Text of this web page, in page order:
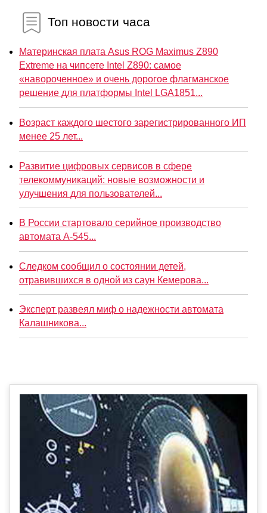
Топ новости часа
Материнская плата Asus ROG Maximus Z890
Extreme на чипсете Intel Z890: самое
«навороченное» и очень дорогое флагманское
решение для платформы Intel LGA1851...
Возраст каждого шестого зарегистрированного ИП
менее 25 лет...
Развитие цифровых сервисов в сфере
телекоммуникаций: новые возможности и
улучшения для пользователей...
В России стартовало серийное производство
автомата А-545...
Следком сообщил о состоянии детей,
отравившихся в одной из саун Кемерова...
Эксперт развеял миф о надежности автомата
Калашникова...